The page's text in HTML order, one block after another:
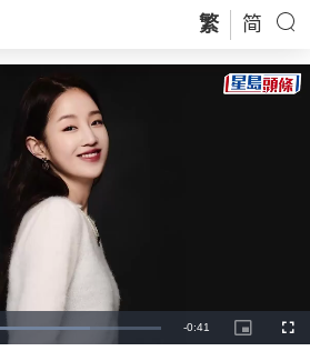
繁 简
Loaded:
71.44%
Remaining
-0:41
Picture-
in-